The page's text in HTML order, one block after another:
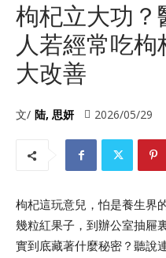
枸杞立大功？
人若經常吃
大改善
文/ 陆, 思妍 2026/05/29
枸杞這玩意兒，怕是養生界
幾粒紅果子，到辦公室抽屜
實到底藏著什麼秘密？聽說